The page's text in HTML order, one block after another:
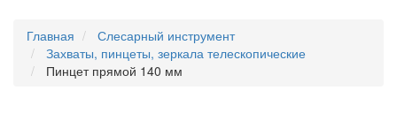
Главная
Слесарный инструмент
Захваты, пинцеты, зеркала телескопические
Пинцет прямой 140 мм